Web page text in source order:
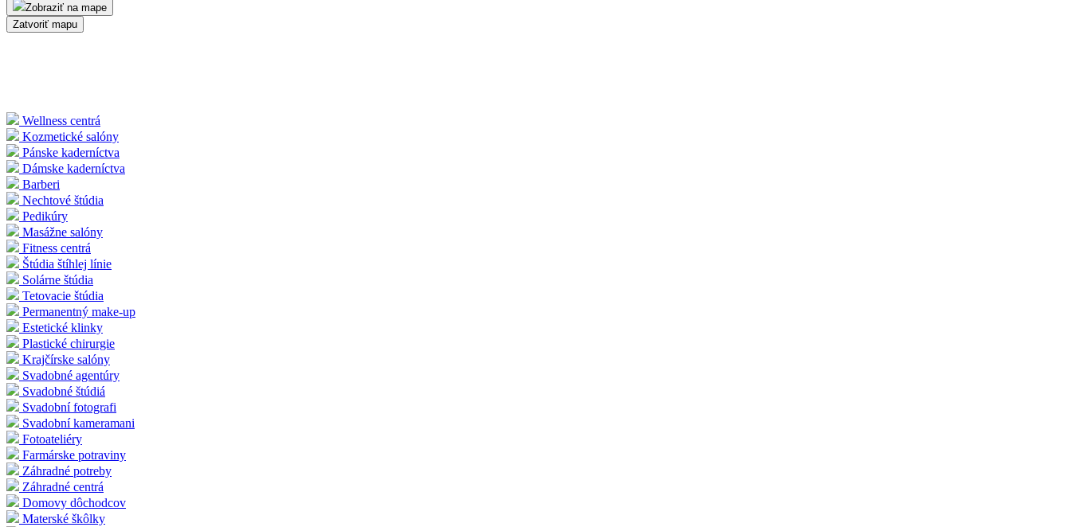
Zobraziť na mape
Zatvoriť mapu
Wellness centrá
Kozmetické salóny
Pánske kaderníctva
Dámske kaderníctva
Barberi
Nechtové štúdia
Pedikúry
Masážne salóny
Fitness centrá
Štúdia štíhlej línie
Solárne štúdia
Tetovacie štúdia
Permanentný make-up
Estetické klinky
Plastické chirurgie
Krajčírske salóny
Svadobné agentúry
Svadobné štúdiá
Svadobní fotografi
Svadobní kameramani
Fotoateliéry
Farmárske potraviny
Záhradné potreby
Záhradné centrá
Domovy dôchodcov
Materské škôlky